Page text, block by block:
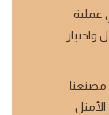
عملية
واختبار
مصنعنا
الأمثل